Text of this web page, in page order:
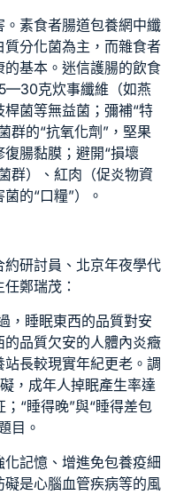
。素食者腸道包養網中纖
分化菌為主，而雜食者
基本。迷信護腸的飲食
克炊事纖維（如燕
菌等無益菌；彌補“特
群的“抗氧化劑”，堅果
腸黏膜；避開“損壞
群）、紅肉（促炎物資
的“口糧”）。
約研討員、北京年夜學代
鄭瑞茂：
，睡眠東西的品質對安
品質欠安的人體內炎癥
站長較現實年紀更老。調
，成年人掉眠產生率達
“睡得晚”與“睡得差包
目。
化記憶、增進免包養疫細
是心腦血管疾病等的風